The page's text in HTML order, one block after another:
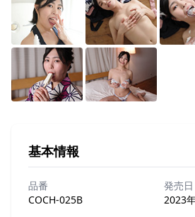
基本情報
品番
COCH-025B
発売日
2023